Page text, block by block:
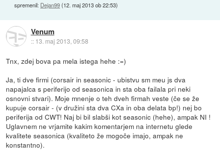
spremenil: Dejan99(12. maj 2013 ob 22:53)
Venum
:: 13. maj 2013, 09:58
Tnx, zdej bova pa mela istega hehe :=)
Ja, ti dve firmi (corsair in seasonic - ubistvu sm meu js dva
napajalca s periferijo od seasonica in sta oba failala pri neki
osnovni stvari). Moje mnenje o teh dveh firmah veste (če se že
kupuje corsair - (v družini sta dva CXa in oba delata bp!) nej bo
periferija od CWT! Naj bi bil slabši kot seasonic (hehe), ampak NI !
Uglavnem ne vrjamite kakim komentarjem na internetu glede
kvalitete seasonica (kvaliteto že mogoče imajo, ampak ne
konstantno).